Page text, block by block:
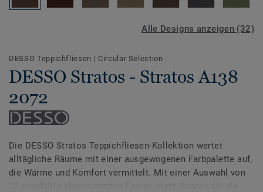
Alle Designs anzeigen (32)
DESSO Teppichfliesen | Circular Selection
DESSO Stratos - Stratos A138
2072
Die DESSO Stratos Teppichfliesen-Kollektion wertet
alltägliche Räume mit einer ausgewogenen Farbpalette auf,
die Wärme und Komfort vermittelt. Mit einer Auswahl von